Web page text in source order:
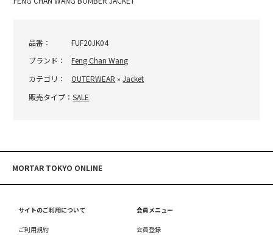
品番：
FUF20JK04
ブランド：
Feng Chan Wang
カテゴリ：
OUTERWEAR »Jacket
販売タイプ：SALE
MORTAR TOKYO ONLINE
サイトのご利用について
ご利用規約
会員メニュー
会員登録